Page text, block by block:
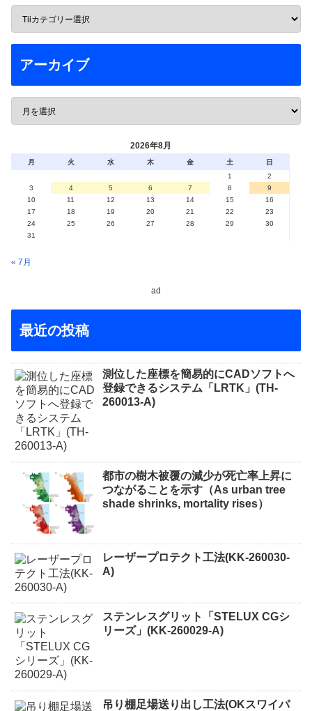
アーカイブ
2026年8月
月 火 水 木 金 土
日
1
2
3
4 5 6 7 8
9
10
11 12 13 14 15
16
17
18 19 20 21 22
23
24
25 26 27 28 29
30
31
« 7月
ad
最近の投稿
測位した座標を簡易的にCADソフトへ
登録できるシステム「LRTK」(TH-
260013-A)
都市の樹木被覆の減少が死亡率上昇に
つながることを示す（As urban tree
shade shrinks, mortality rises）
レーザープロテクト⼯法(KK-260030-
A)
ステンレスグリット「STELUX CGシ
リーズ」(KK-260029-A)
吊り棚足場送り出し工法(OKスワイパ